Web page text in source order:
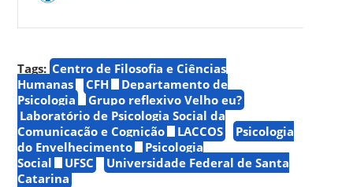
Tags: Centro de Filosofia e Ciências
Humanas
CFH
Departamento de
Psicologia
Grupo reflexivo Velho eu?
Laboratório de Psicologia Social da
Comunicação e Cognição
LACCOS
Psicologia
do Envelhecimento
Psicologia
Social
UFSC
Universidade Federal de Santa
Catarina